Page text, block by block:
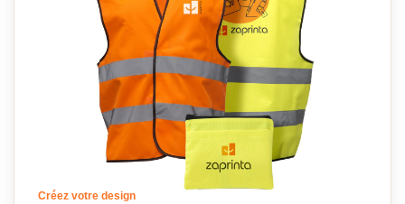
Créez votre design